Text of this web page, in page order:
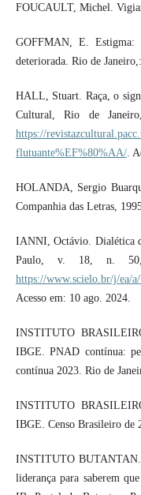
FOUCAULT, Michel.
GOFFMAN, E. Estigma:
deteriorada. Rio de
HALL, Stuart. Raça, o
Cultural, Rio de
https://
flutuante%EF%80%AA/.
HOLANDA, Sergio
Companhia das Letras,
IANNI, Octávio. Dialética
Paulo, v. 18, n. 50,
https://www.scielo.br/j/ea/
Acesso em: 10 ago. 2024.
INSTITUTO
IBGE. PNAD contínua:
contínua 2023. Rio de
INSTITUTO
IBGE. Censo Brasileiro de
INSTITUTO BUTANTAN.
liderança para saberem